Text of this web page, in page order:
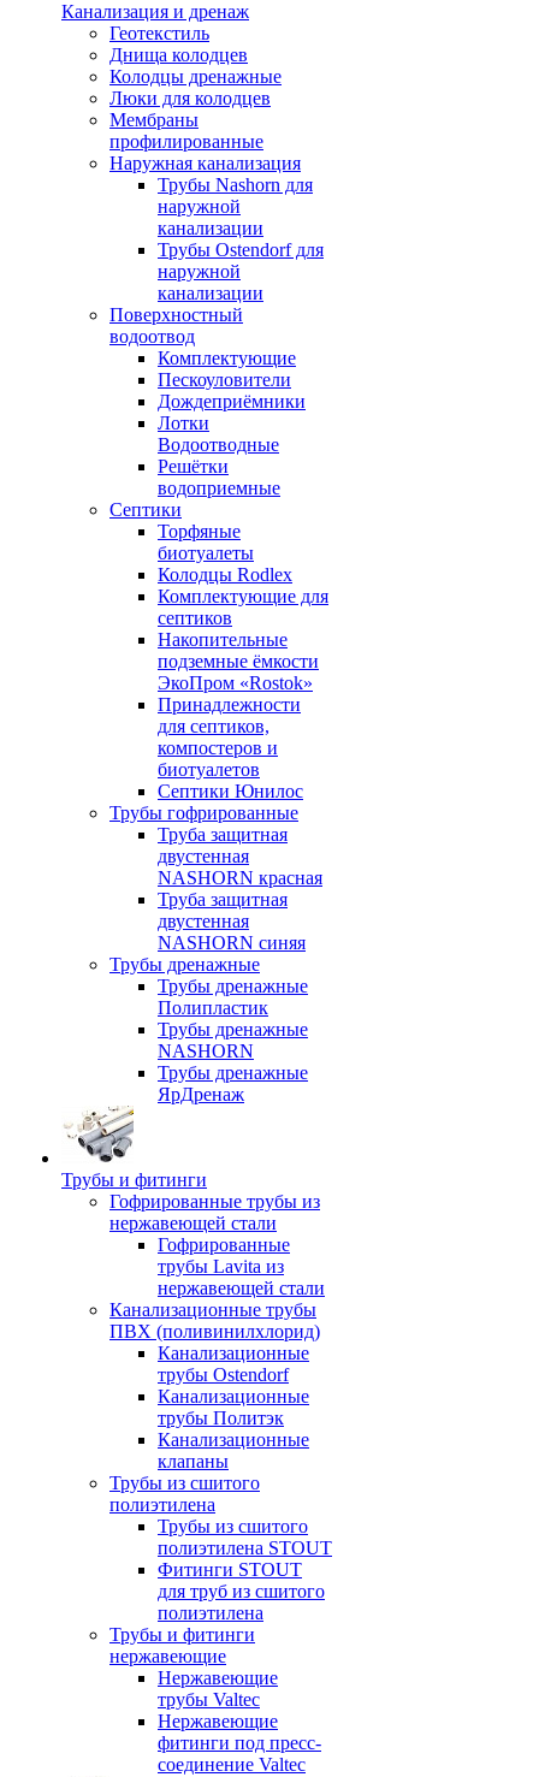
Канализация и дренаж
Геотекстиль
Днища колодцев
Колодцы дренажные
Люки для колодцев
Мембраны
профилированные
Наружная канализация
Трубы Nashorn для
наружной
канализации
Трубы Ostendorf для
наружной
канализации
Поверхностный
водоотвод
Комплектующие
Пескоуловители
Дождеприёмники
Лотки
Водоотводные
Решётки
водоприемные
Септики
Торфяные
биотуалеты
Колодцы Rodlex
Комплектующие для
септиков
Накопительные
подземные ёмкости
ЭкоПром «Rostok»
Принадлежности
для септиков,
компостеров и
биотуалетов
Септики Юнилос
Трубы гофрированные
Труба защитная
двустенная
NASHORN красная
Труба защитная
двустенная
NASHORN синяя
Трубы дренажные
Трубы дренажные
Полипластик
Трубы дренажные
NASHORN
Трубы дренажные
ЯрДренаж
Трубы и фитинги
Гофрированные трубы из
нержавеющей стали
Гофрированные
трубы Lavita из
нержавеющей стали
Канализационные трубы
ПВХ (поливинилхлорид)
Канализационные
трубы Ostendorf
Канализационные
трубы Политэк
Канализационные
клапаны
Трубы из сшитого
полиэтилена
Трубы из сшитого
полиэтилена STOUT
Фитинги STOUT
для труб из сшитого
полиэтилена
Трубы и фитинги
нержавеющие
Нержавеющие
трубы Valtec
Нержавеющие
фитинги под пресс-
соединение Valtec